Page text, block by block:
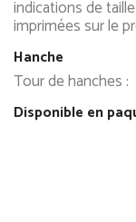
indications de
imprimées sur le
Hanche
Tour de hanches :
Disponible en
30